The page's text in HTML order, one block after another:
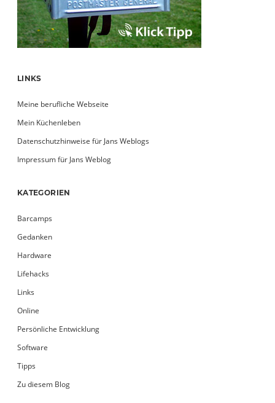
LINKS
Meine berufliche Webseite
Mein Küchenleben
Datenschutzhinweise für Jans Weblogs
Impressum für Jans Weblog
KATEGORIEN
Barcamps
Gedanken
Hardware
Lifehacks
Links
Online
Persönliche Entwicklung
Software
Tipps
Zu diesem Blog